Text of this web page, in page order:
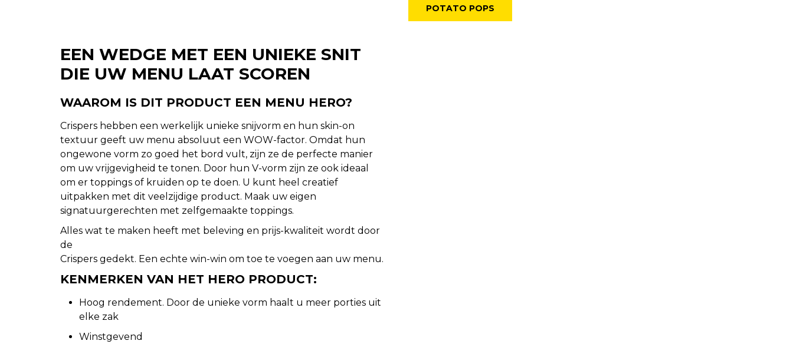
POTATO POPS
EEN WEDGE MET EEN UNIEKE SNIT
DIE UW MENU LAAT SCOREN
WAAROM IS DIT PRODUCT EEN MENU HERO?
Crispers hebben een werkelijk unieke snijvorm en hun skin-on
textuur geeft uw menu absoluut een WOW-factor. Omdat hun
ongewone vorm zo goed het bord vult, zijn ze de perfecte manier
om uw vrijgevigheid te tonen. Door hun V-vorm zijn ze ook ideaal
om er toppings of kruiden op te doen. U kunt heel creatief
uitpakken met dit veelzijdige product. Maak uw eigen
signatuurgerechten met zelfgemaakte toppings.
Alles wat te maken heeft met beleving en prijs-kwaliteit wordt door
de
Crispers gedekt. Een echte win-win om toe te voegen aan uw menu.
KENMERKEN VAN HET HERO PRODUCT:
Hoog rendement. Door de unieke vorm haalt u meer porties uit
elke zak
Winstgevend